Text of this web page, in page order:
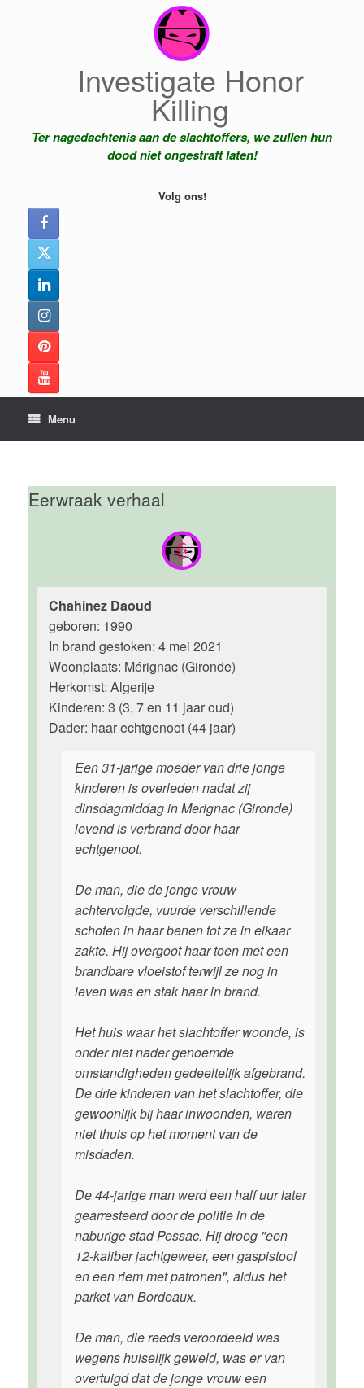
Investigate Honor
Killing
Ter nagedachtenis aan de slachtoffers, we zullen hun
dood niet ongestraft laten!
Volg ons!
Menu
Eerwraak verhaal
Chahinez Daoud
geboren: 1990
In brand gestoken: 4 mei 2021
Woonplaats: Mérignac (Gironde)
Herkomst: Algerije
Kinderen: 3 (3, 7 en 11 jaar oud)
Dader: haar echtgenoot (44 jaar)
Een 31-jarige moeder van drie jonge
kinderen is overleden nadat zij
dinsdagmiddag in Merignac (Gironde)
levend is verbrand door haar
echtgenoot.
De man, die de jonge vrouw
achtervolgde, vuurde verschillende
schoten in haar benen tot ze in elkaar
zakte. Hij overgoot haar toen met een
brandbare vloeistof terwijl ze nog in
leven was en stak haar in brand.
Het huis waar het slachtoffer woonde, is
onder niet nader genoemde
omstandigheden gedeeltelijk afgebrand.
De drie kinderen van het slachtoffer, die
gewoonlijk bij haar inwoonden, waren
niet thuis op het moment van de
misdaden.
De 44-jarige man werd een half uur later
gearresteerd door de politie in de
naburige stad Pessac. Hij droeg "een
12-kaliber jachtgeweer, een gaspistool
en een riem met patronen", aldus het
parket van Bordeaux.
De man, die reeds veroordeeld was
wegens huiselijk geweld, was er van
overtuigd dat de jonge vrouw een